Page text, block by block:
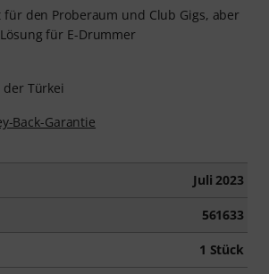
für den Proberaum und Club Gigs, aber
für E-Drummer
Türkei
Back-Garantie
Juli 2023
561633
1 Stück